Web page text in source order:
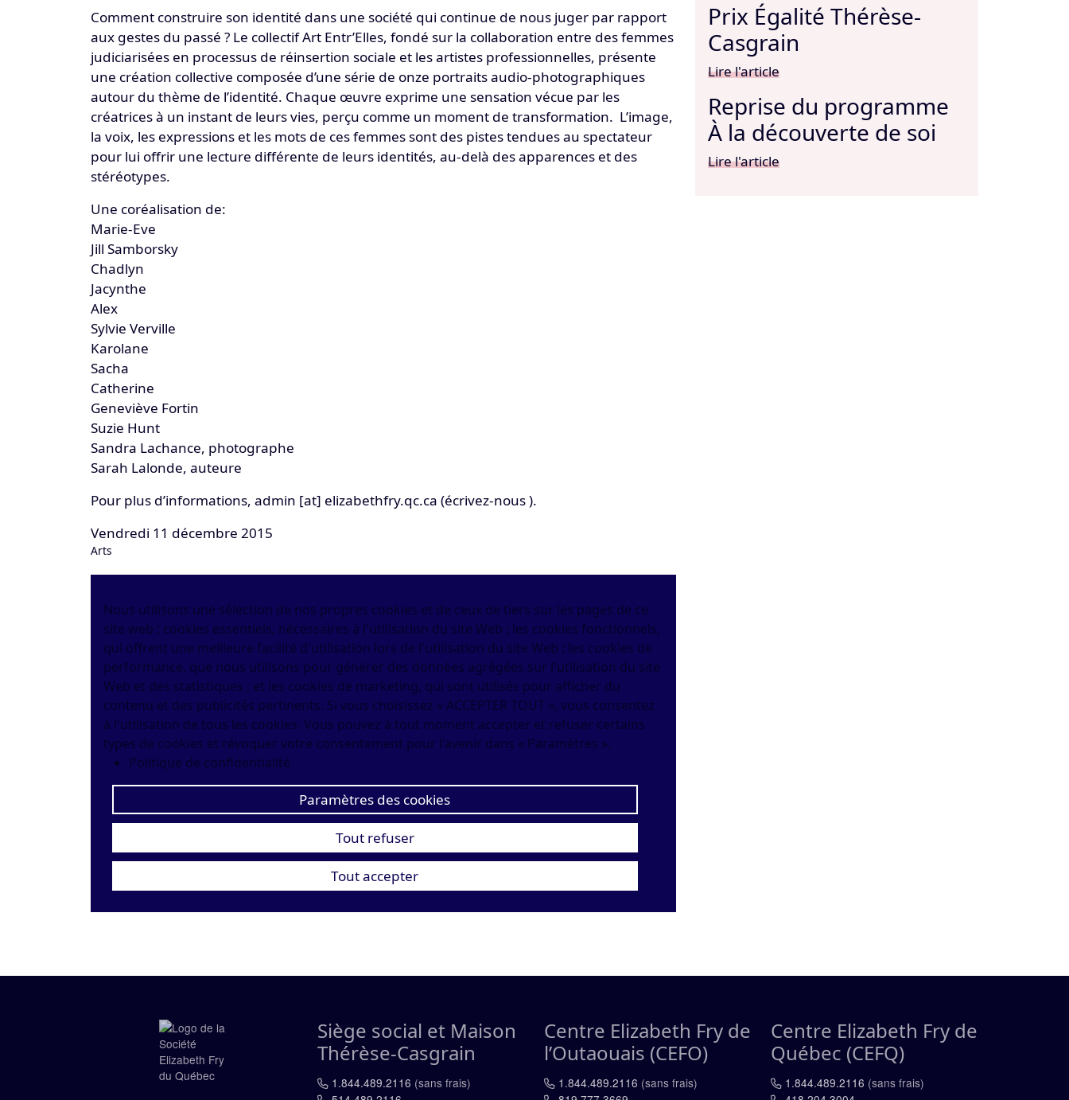
Comment construire son identité dans une société qui continue de nous juger par rapport
aux gestes du passé ? Le collectif Art Entr’Elles, fondé sur la collaboration entre des femmes
judiciarisées en processus de réinsertion sociale et les artistes professionnelles, présente
une création collective composée d’une série de onze portraits audio-photographiques
autour du thème de l’identité. Chaque œuvre exprime une sensation vécue par les
créatrices à un instant de leurs vies, perçu comme un moment de transformation. L’image,
la voix, les expressions et les mots de ces femmes sont des pistes tendues au spectateur
pour lui offrir une lecture différente de leurs identités, au-delà des apparences et des
stéréotypes.
Une coréalisation de:
Marie-Eve
Jill Samborsky
Chadlyn
Jacynthe
Alex
Sylvie Verville
Karolane
Sacha
Catherine
Geneviève Fortin
Suzie Hunt
Sandra Lachance, photographe
Sarah Lalonde, auteure
Pour plus d’informations, admin [at] elizabethfry.qc.ca (écrivez-nous ).
Vendredi 11 décembre 2015
Arts
Nous utilisons une sélection de nos propres cookies et de ceux de tiers sur les pages de ce
site web : cookies essentiels, nécessaires à l'utilisation du site Web ; les cookies fonctionnels,
qui offrent une meilleure facilité d'utilisation lors de l'utilisation du site Web ; les cookies de
performance, que nous utilisons pour générer des données agrégées sur l'utilisation du site
Web et des statistiques ; et les cookies de marketing, qui sont utilisés pour afficher du
contenu et des publicités pertinents. Si vous choisissez « ACCEPTER TOUT », vous consentez
à l'utilisation de tous les cookies. Vous pouvez à tout moment accepter et refuser certains
types de cookies et révoquer votre consentement pour l'avenir dans « Paramètres ».
Politique de confidentialité
Paramètres des cookies
Tout refuser
Tout accepter
Prix Égalité Thérèse-
Casgrain
Lire l'article
Reprise du programme
À la découverte de soi
Lire l'article
Siège social et Maison
Thérèse-Casgrain
1.844.489.2116 (sans frais)
Centre Elizabeth Fry de
l’Outaouais (CEFO)
1.844.489.2116 (sans frais)
Centre Elizabeth Fry de
Québec (CEFQ)
1.844.489.2116 (sans frais)